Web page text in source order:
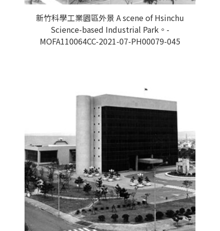
新竹科學工業園區外景 A scene of Hsinchu
Science-based Industrial Park。-
MOFA110064CC-2021-07-PH00079-045